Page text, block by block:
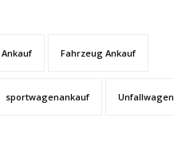
Fahrzeug Ankauf
sportwagenankauf Unfallwagen